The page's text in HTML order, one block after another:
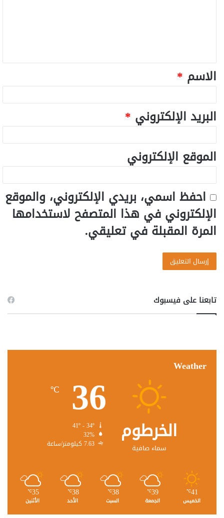
الاسم *
البريد الإلكتروني *
الموقع الإلكتروني
احفظ اسمي، بريدي الإلكتروني، والموقع
الإلكتروني في هذا المتصفح لاستخدامها
المرة المقبلة في تعليقي.
تابعنا على فيسبوك
Weather
الخرطوم
سماء صافية
36
℃
32%
7.63 كيلومتر/ساعة
41
℃
الخميس
39
℃
الجمعة
38
℃
السبت
38
℃
الأحد
35
℃
الأثنين